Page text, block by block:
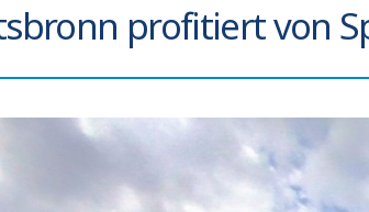
profitiert von